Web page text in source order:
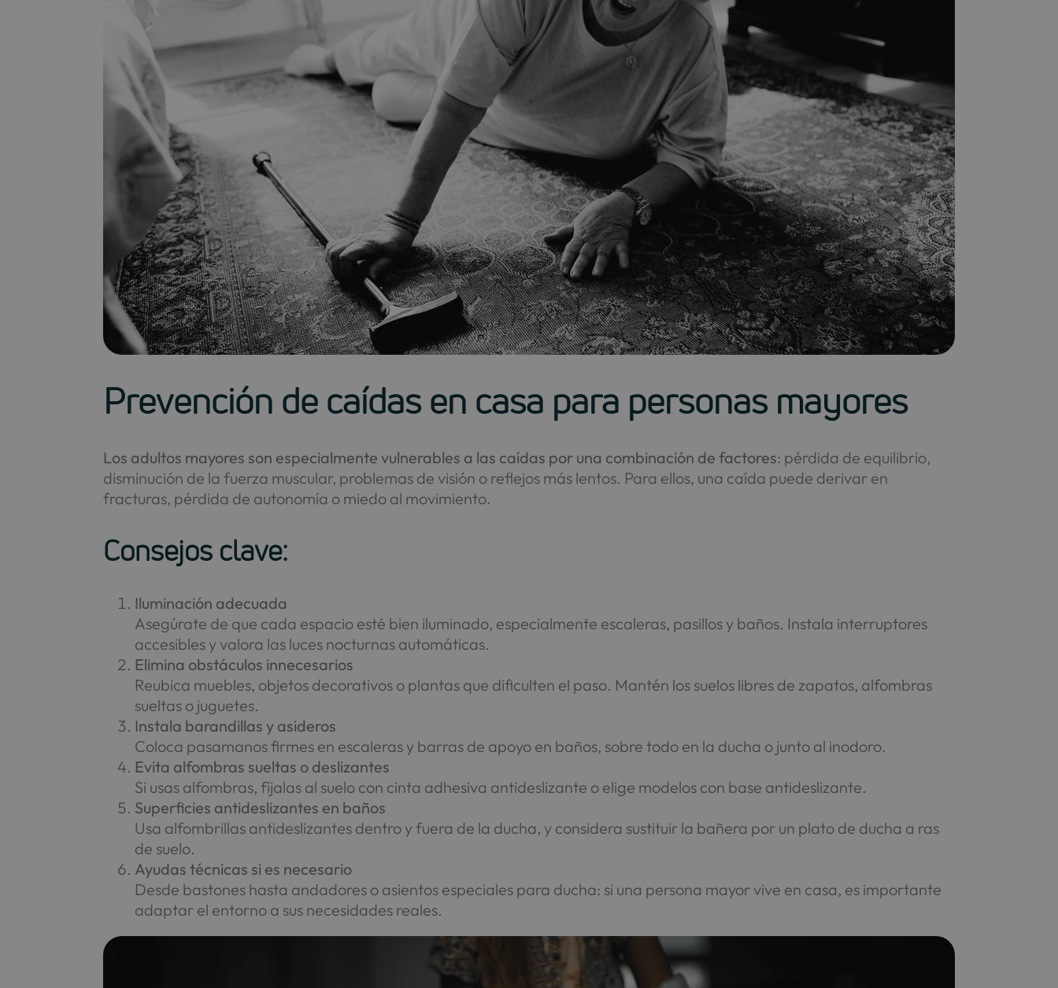
Prevención de caídas en casa para personas mayores
Los adultos mayores son especialmente vulnerables a las caídas por una combinación de factores: pérdida de equilibrio,
disminución de la fuerza muscular, problemas de visión o reflejos más lentos. Para ellos, una caída puede derivar en
fracturas, pérdida de autonomía o miedo al movimiento.
Consejos clave:
Iluminación adecuada
Asegúrate de que cada espacio esté bien iluminado, especialmente escaleras, pasillos y baños. Instala interruptores
accesibles y valora las luces nocturnas automáticas.
Elimina obstáculos innecesarios
Reubica muebles, objetos decorativos o plantas que dificulten el paso. Mantén los suelos libres de zapatos, alfombras
sueltas o juguetes.
Instala barandillas y asideros
Coloca pasamanos firmes en escaleras y barras de apoyo en baños, sobre todo en la ducha o junto al inodoro.
Evita alfombras sueltas o deslizantes
Si usas alfombras, fíjalas al suelo con cinta adhesiva antideslizante o elige modelos con base antideslizante.
Superficies antideslizantes en baños
Usa alfombrillas antideslizantes dentro y fuera de la ducha, y considera sustituir la bañera por un plato de ducha a ras
de suelo.
Ayudas técnicas si es necesario
Desde bastones hasta andadores o asientos especiales para ducha: si una persona mayor vive en casa, es importante
adaptar el entorno a sus necesidades reales.